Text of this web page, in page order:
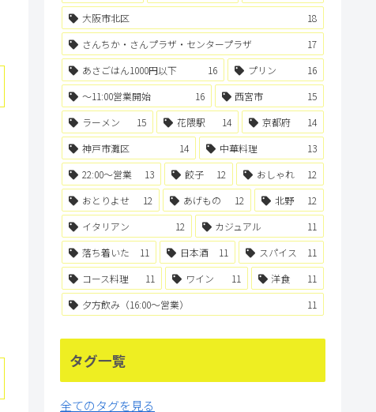
大阪市北区
18
さんちか・さんプラザ・センタープラザ
17
あさごはん1000円以下
16 プリン
16
〜11:00営業開始
16 西宮市
15
ラーメン
15 花隈駅 14 京都府
14
神戸市灘区
14 中華料理
13
22:00〜営業
13 餃子 12 おしゃれ
12
おとりよせ
12 あげもの 12 北野
12
イタリアン
12 カジュアル
11
落ち着いた
11 日本酒 11 スパイス
11
コース料理
11 ワイン 11 洋食
11
夕方飲み（16:00〜営業）
11
タグ一覧
全てのタグを見る